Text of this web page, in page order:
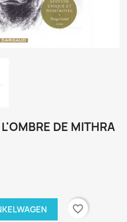
DE MITHRA
favorite_border